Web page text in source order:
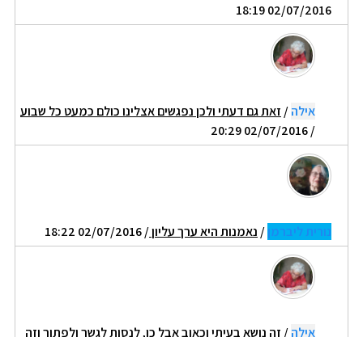
02/07/2016 18:19
אילה/ זאת גם דעתי ולכן נפגשים אצלינו כולם כמעט כל שבוע
/ 02/07/2016 20:29
נורית ליברמן/ נאמנות היא ערך עליון/ 02/07/2016 18:22
אילה/ זה נושא בעיתי וכאוב אבל כן, לנסות לגשר ולפתור וזה